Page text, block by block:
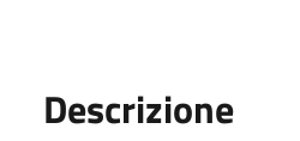
Descrizione